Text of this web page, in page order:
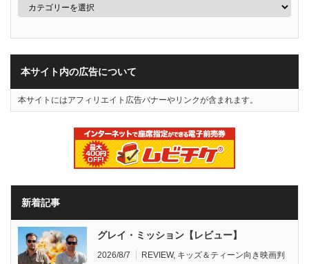
本サイト内の広告について
本サイトにはアフィリエイト広告バナーやリンクが含まれます。
新着記事
グレイ・ミッション【レビュー】
2026/8/7 REVIEW, キッズ＆ティーン向き映画判